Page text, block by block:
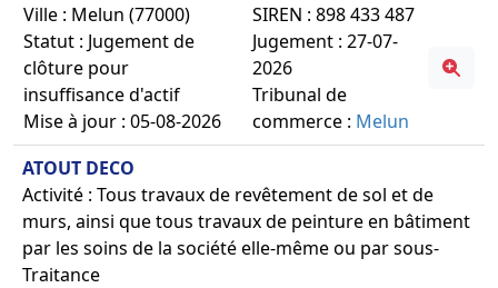
Ville : Melun (77000)
Statut : Jugement de
clôture pour
insuffisance d'actif
Mise à jour : 05-08-2026
SIREN : 898 433 487
Jugement : 27-07-
2026
Tribunal de
commerce : Melun
ATOUT DECO
Activité : Tous travaux de revêtement de sol et de
murs, ainsi que tous travaux de peinture en bâtiment
par les soins de la société elle-même ou par sous-
Traitance